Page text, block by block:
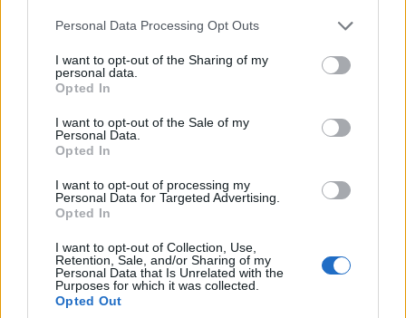
Personal Data Processing Opt Outs
I want to opt-out of the Sharing of my
personal data.
Opted In
I want to opt-out of the Sale of my
Personal Data.
Opted In
I want to opt-out of processing my
Personal Data for Targeted Advertising.
Opted In
I want to opt-out of Collection, Use,
Retention, Sale, and/or Sharing of my
Personal Data that Is Unrelated with the
Purposes for which it was collected.
Opted Out
KEDVES OLVASÓNK!
tartozik, melynek olvasása előfizetéses
regisztrációhoz kötött.
Az előfizetés a következőket tartalmazza:
Portfolio.hu teljes cikkarchívum
kötéslistái